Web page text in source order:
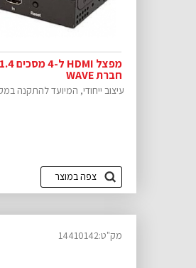
חברת WAVE
עיצוב ייחודי, המיועד להתקנה
צפה במוצר
מק"ט:14410142